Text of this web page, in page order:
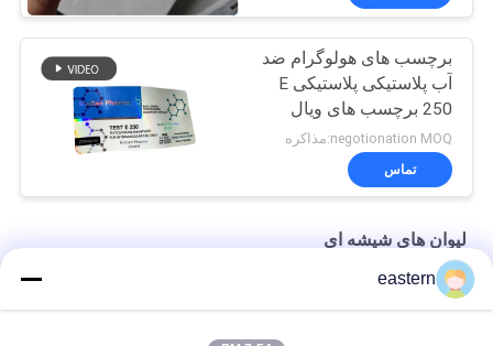
برچسب های هولوگرام ضد
آب پلاستیکی پلاستیکی E
250 برچسب های ویال
شیشه ای
negotionation MOQ:مذاکره
تماس
لیوان های شیشه ای
ویال شیشه ای Somatropin HG 176-191 2mlx10 با برچسب
eastern